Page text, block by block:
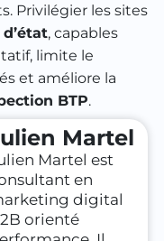
Privilégier les sites
, capables
limite le
et améliore la
BTP.
Martel
Martel est
en
digital
orienté